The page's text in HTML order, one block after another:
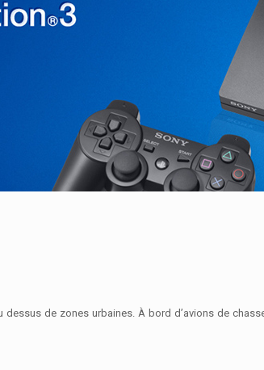
de zones urbaines. À bord d’avions de